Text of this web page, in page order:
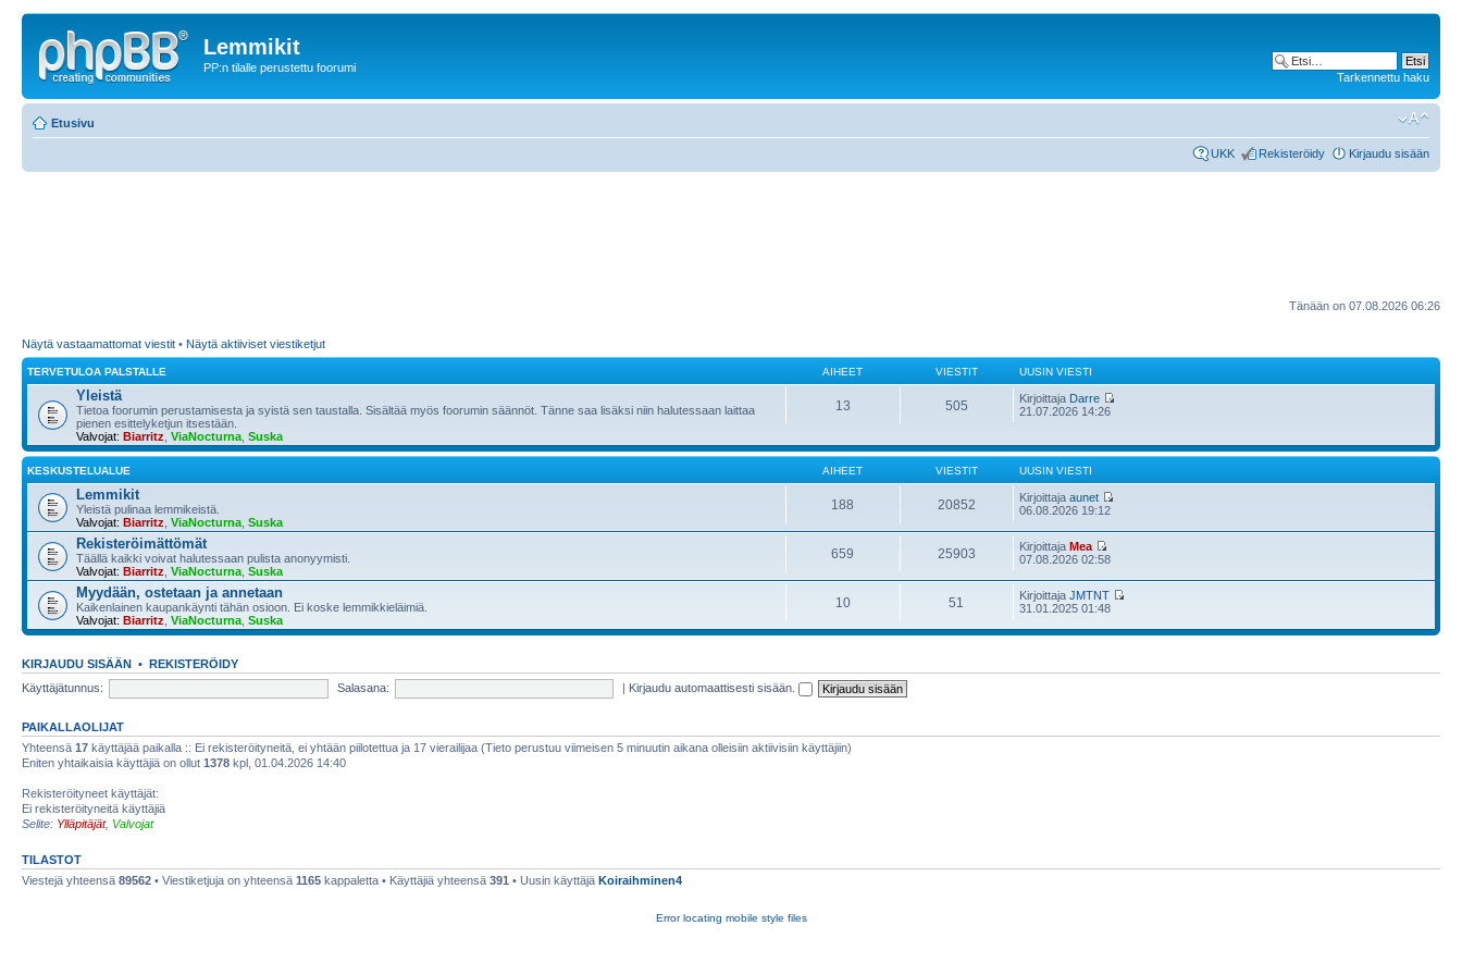
Lemmikit
PP:n tilalle perustettu foorumi
Tarkennettu haku
Etusivu
UKK Rekisteröidy Kirjaudu sisään
Tänään on 07.08.2026 06:26
Näytä vastaamattomat viestit • Näytä aktiiviset viestiketjut
TERVETULOA PALSTALLE AIHEET VIESTIT UUSIN VIESTI
Yleistä
Tietoa foorumin perustamisesta ja syistä sen taustalla. Sisältää myös foorumin säännöt. Tänne saa lisäksi niin halutessaan laittaa
pienen esittelyketjun itsestään.
Valvojat: Biarritz ViaNocturna Suska
13 505 Kirjoittaja Darre
21.07.2026 14:26
KESKUSTELUALUE AIHEET VIESTIT UUSIN VIESTI
Lemmikit
Yleistä pulinaa lemmikeistä.
Valvojat: Biarritz ViaNocturna Suska
188 20852 Kirjoittajaaunet
06.08.2026 19:12
Rekisteröimättömät
Täällä kaikki voivat halutessaan pulista anonyymisti.
Valvojat: Biarritz ViaNocturna Suska
659 25903 KirjoittajaMea
07.08.2026 02:58
Myydään, ostetaan ja annetaan
Kaikenlainen kaupankäynti tähän osioon. Ei koske lemmikkieläimiä.
Valvojat: Biarritz ViaNocturna Suska
10 51 KirjoittajaJMTNT
31.01.2025 01:48
KIRJAUDU SISÄÄN • REKISTERÖIDY
Käyttäjätunnus:
Salasana: | Kirjaudu automaattisesti sisään.
PAIKALLAOLIJAT
Yhteensä 17 käyttäjää paikalla :: Ei rekisteröityneitä, ei yhtään piilotettua ja 17 vierailijaa (Tieto perustuu viimeisen 5 minuutin aikana olleisiin aktiivisiin käyttäjiin)
Eniten yhtaikaisia käyttäjiä on ollut 1378 kpl, 01.04.2026 14:40
Rekisteröityneet käyttäjät:
Ei rekisteröityneitä käyttäjiä
Selite: Ylläpitäjät, Valvojat
TILASTOT
Viestejä yhteensä 89562 • Viestiketjuja on yhteensä 1165 kappaletta • Käyttäjiä yhteensä 391 • Uusin käyttäjä Koiraihminen4
Error locating mobile style files